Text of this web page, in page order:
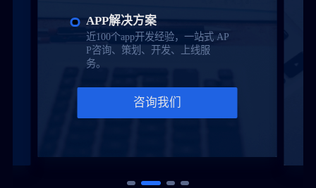
APP解决方案
近100个app开发经验，一站式 AP
P咨询、策划、开发、上线服
务。
咨询我们